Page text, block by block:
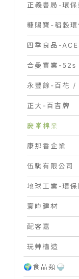
正義書局-環保
糠賜寶-稻穀環
四季良品-
合曼實業-52s
永豐餘-百花 /
正大-百吉牌
慶峯棉業
康那香企業
伍駒有限公司
地球工業-環保
寰曄建材
配客嘉
玩艸植造
🌍食品類🍚